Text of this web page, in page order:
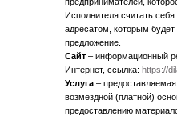
Исполнителя считать
адресатом, которым
предложение.
Сайт – информационный
Интернет, ссылка: https://
Услуга –
возмездной (платной)
предоставлению